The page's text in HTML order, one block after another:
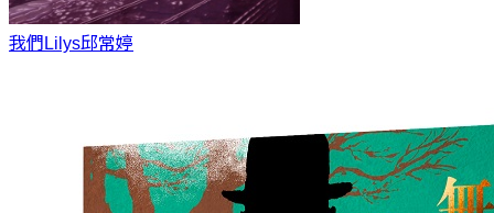
我們Lilys邱常婷